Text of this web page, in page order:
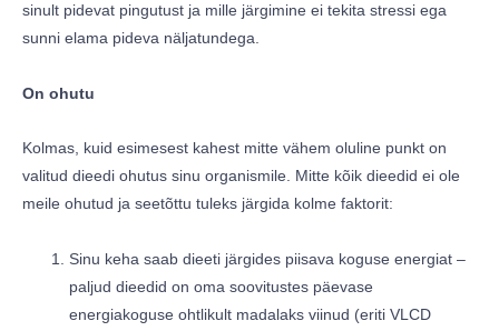
sinult pidevat pingutust ja mille järgimine ei tekita stressi ega
sunni elama pideva näljatundega.
On ohutu
Kolmas, kuid esimesest kahest mitte vähem oluline punkt on
valitud dieedi ohutus sinu organismile. Mitte kõik dieedid ei ole
meile ohutud ja seetõttu tuleks järgida kolme faktorit:
Sinu keha saab dieeti järgides piisava koguse energiat –
paljud dieedid on oma soovitustes päevase
energiakoguse ohtlikult madalaks viinud (eriti VLCD